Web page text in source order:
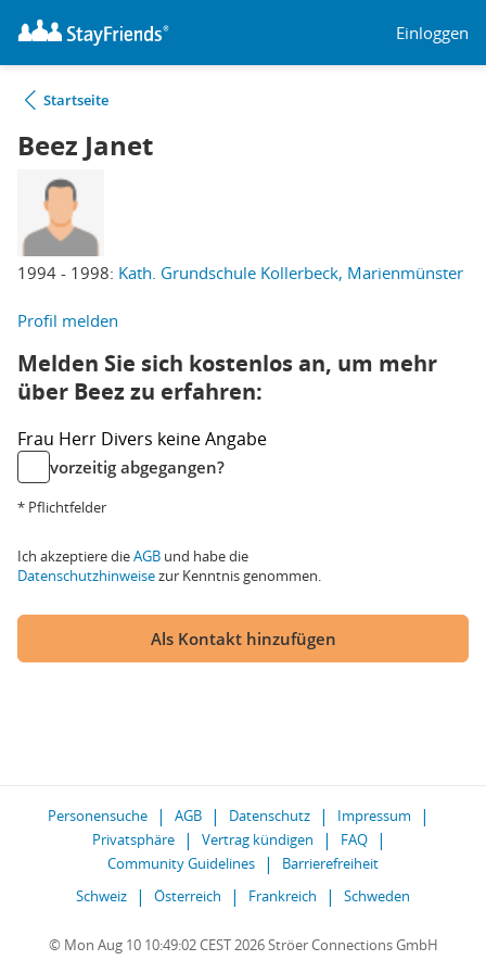
Einloggen
Startseite
Beez Janet
1994 - 1998: Kath. Grundschule Kollerbeck, Marienmünster
Profil melden
Melden Sie sich kostenlos an, um mehr
über Beez zu erfahren:
Frau Herr Divers keine Angabe
vorzeitig abgegangen?
* Pflichtfelder
Ich akzeptiere dieAGB und habe die
Datenschutzhinweisezur Kenntnis genommen.
Als Kontakt hinzufügen
Personensuche AGB Datenschutz
Impressum
Privatsphäre
Vertrag kündigen
FAQ
Community Guidelines
Barrierefreiheit
Schweiz
Österreich Frankreich Schweden
© Mon Aug 10 10:49:02 CEST 2026 Ströer Connections GmbH